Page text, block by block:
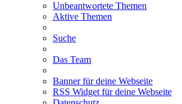
Unbeantwortete Themen
Aktive Themen
Suche
Das Team
Banner für deine Webseite
RSS Widget für deine Webseite